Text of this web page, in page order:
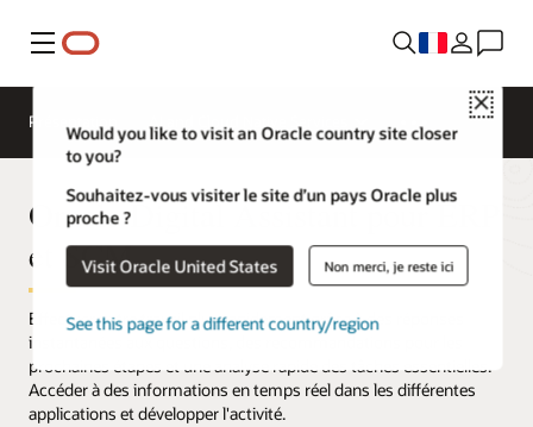
Menu
Close
Would you like to visit an Oracle country site closer
to you?
Souhaitez-vous visiter le site d’un pays Oracle plus
proche ?
Visit Oracle United States Non merci, je reste ici
See this page for a different country/region
Présentation
Oracle Digital Assistant pour ERP
et SCM
Effectuer votre travail plus rapidement grâce à des réponses
instantanées aux questions, des recommandations pour les
prochaines étapes et une analyse rapide des tâches essentielles.
Accéder à des informations en temps réel dans les différentes
applications et développer l'activité.